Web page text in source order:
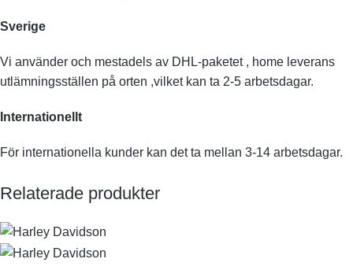
Sverige
Vi använder och mestadels av DHL-paketet , home leverans
utlämningsställen på orten ,vilket kan ta 2-5 arbetsdagar.
Internationellt
För internationella kunder kan det ta mellan 3-14 arbetsdagar.
Relaterade produkter